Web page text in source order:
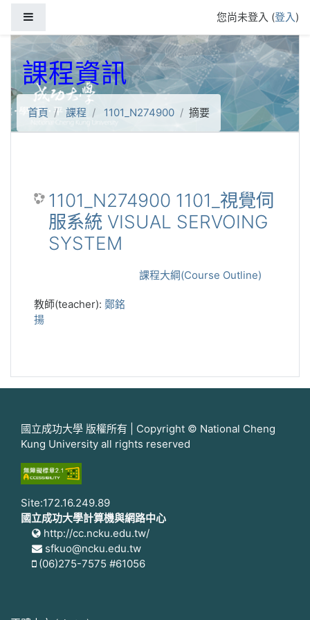
您尚未登入 (登入)
課程資訊
首頁 課程 1101_N274900 摘要
1101_N274900 1101_視覺伺
服系統 VISUAL SERVOING
SYSTEM
課程大綱(Course Outline)
教師(teacher): 鄭銘
揚
國立成功大學 版權所有 | Copyright © National Cheng
Kung University all rights reserved
Site:172.16.249.89
國立成功大學計算機與網路中心
http://cc.ncku.edu.tw/
sfkuo@ncku.edu.tw
(06)275-7575 #61056